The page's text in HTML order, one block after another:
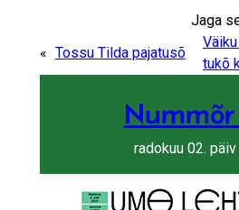
Jaga
« Tossu Tilda pajatusõ
tukõ
Nummõr
radokuu 02.